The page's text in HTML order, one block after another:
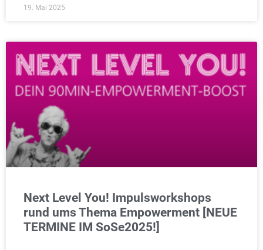
19. Mai 2025
Next Level You! Impulsworkshops
rund ums Thema Empowerment [NEUE
TERMINE IM SoSe2025!]